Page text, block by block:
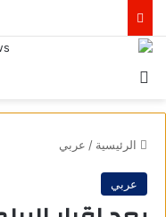
الرئيسية / عربي
عربي